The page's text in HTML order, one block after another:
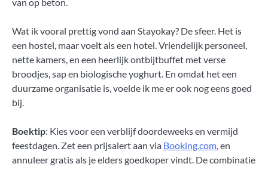
Wat ik vooral prettig vond aan Stayokay? De sfeer. Het is
een hostel, maar voelt als een hotel. Vriendelijk personeel,
nette kamers, en een heerlijk ontbijtbuffet met verse
broodjes, sap en biologische yoghurt. En omdat het een
duurzame organisatie is, voelde ik me er ook nog eens goed
bij.
Boektip: Kies voor een verblijf doordeweeks en vermijd
feestdagen. Zet een prijsalert aan via Booking.com, en
annuleer gratis als je elders goedkoper vindt. De combinatie